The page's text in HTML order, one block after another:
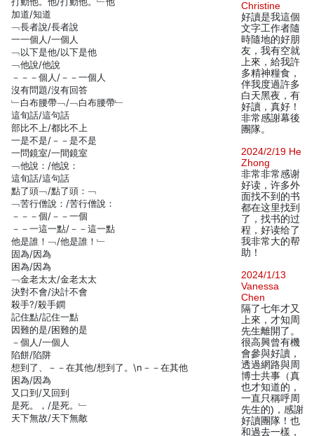
加道/知道
﹁長者說/長者說
一一個人/一個人
﹁以下是他/以下是他
﹁他說/他說
－－－個人/－－一個人
沒有問題/沒有回答
﹂白布腰帶﹁/﹁白布腰帶﹂
這旬話/這句話
部比不上/都比不上
一是不是/－－是不是
一問鏡室/一間鏡室
﹁他說：/他說：
這旬話/這句話
點了頭﹁/點了頭：﹁
﹁苦行僧說：/苦行僧說：
－－－個/－－一個
－－一這一點/－－這一點
他是誰！﹁/他是誰！﹂
固為/因為
困為/因為
﹁金老太太/金老太太
決對不會/決計不會
殺手?/殺手鐧
記住點/記住一點
因難的是/困難的是
－個人/一個人
陷餅/陷阱
想到了、－－在其他/想到了。\n－－在其他
困為/因為
又口到/又回到
是死。，/是死。﹂
天下無故/天下無敵
Christine
好讀是我這個
文字工作者隨
時隨地的好朋
友，我有空就
上來，給我許
多精神糧食，
伴我度過許多
白天黑夜，有
好讀，真好！
非常感謝幕後
團隊。
2024/2/19 He
Zhong
非常非常感谢
好读，许多外
面找不到的书
都在这里找到
了，找书的过
程，好读给了
我非常大的帮
助！
2024/1/13
Vanessa
Chen
隔了七年才又
上來，才知周
先生離開了。
很高興曾有機
會參與好讀，
透過網路與周
博士共事（真
也才知道的，
一直只稱呼周
先生的)，感謝
好讀團隊！也
和過去一樣，